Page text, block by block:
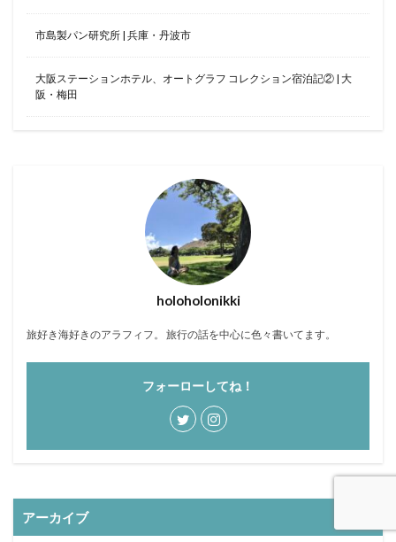
市島製パン研究所 | 兵庫・丹波市
大阪ステーションホテル、オートグラフ コレクション宿泊記② | 大
阪・梅田
holoholonikki
旅好き海好きのアラフィフ。 旅行の話を中心に色々書いてます。
フォーローしてね！
アーカイブ